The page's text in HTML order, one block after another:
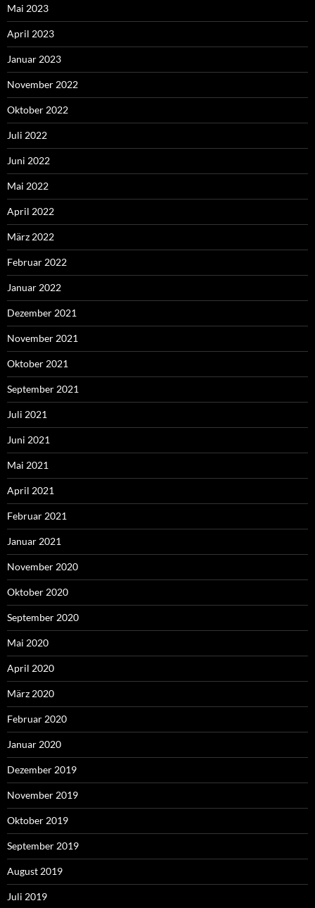
Mai 2023
April 2023
Januar 2023
November 2022
Oktober 2022
Juli 2022
Juni 2022
Mai 2022
April 2022
März 2022
Februar 2022
Januar 2022
Dezember 2021
November 2021
Oktober 2021
September 2021
Juli 2021
Juni 2021
Mai 2021
April 2021
Februar 2021
Januar 2021
November 2020
Oktober 2020
September 2020
Mai 2020
April 2020
März 2020
Februar 2020
Januar 2020
Dezember 2019
November 2019
Oktober 2019
September 2019
August 2019
Juli 2019